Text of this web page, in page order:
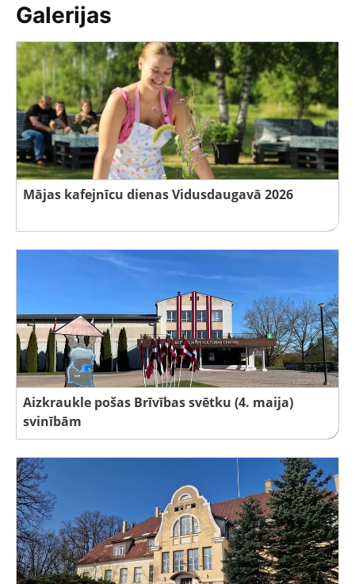
Galerijas
Mājas kafejnīcu dienas Vidusdaugavā 2026
Aizkraukle pošas Brīvības svētku (4. maija)
svinībām